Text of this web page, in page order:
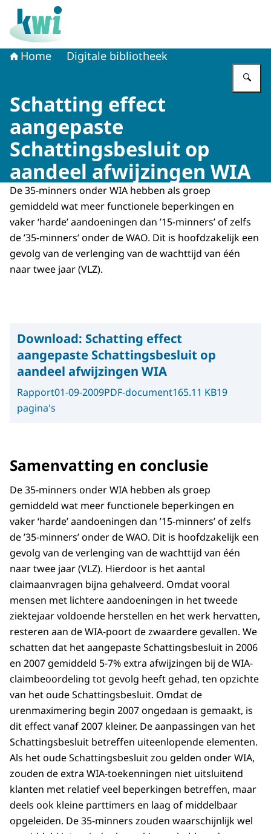
Naar de homepage van Kennisplatform Werk en
Home Digitale bibliotheek
Schatting effect
aangepaste
Schattingsbesluit op
aandeel afwijzingen WIA
De 35-minners onder WIA hebben als groep
gemiddeld wat meer functionele beperkingen en
vaker ‘harde’ aandoeningen dan ’15-minners’ of zelfs
de ’35-minners’ onder de WAO. Dit is hoofdzakelijk een
gevolg van de verlenging van de wachttijd van één
naar twee jaar (VLZ).
Download: Schatting effect
aangepaste Schattingsbesluit op
aandeel afwijzingen WIA
Rapport01-09-2009PDF-document165.11 KB19
pagina's
Samenvatting en conclusie
De 35-minners onder WIA hebben als groep
gemiddeld wat meer functionele beperkingen en
vaker ‘harde’ aandoeningen dan ’15-minners’ of zelfs
de ’35-minners’ onder de WAO. Dit is hoofdzakelijk een
gevolg van de verlenging van de wachttijd van één
naar twee jaar (VLZ). Hierdoor is het aantal
claimaanvragen bijna gehalveerd. Omdat vooral
mensen met lichtere aandoeningen in het tweede
ziektejaar voldoende herstellen en het werk hervatten,
resteren aan de WIA-poort de zwaardere gevallen. We
schatten dat het aangepaste Schattingsbesluit in 2006
en 2007 gemiddeld 5-7% extra afwijzingen bij de WIA-
claimbeoordeling tot gevolg heeft gehad, ten opzichte
van het oude Schattingsbesluit. Omdat de
urenmaximering begin 2007 ongedaan is gemaakt, is
dit effect vanaf 2007 kleiner. De aanpassingen van het
Schattingsbesluit betreffen uiteenlopende elementen.
Als het oude Schattingsbesluit zou gelden onder WIA,
zouden de extra WIA-toekenningen niet uitsluitend
klanten met relatief veel beperkingen betreffen, maar
deels ook kleine parttimers en laag of middelbaar
opgeleiden. De 35-minners zouden waarschijnlijk wel